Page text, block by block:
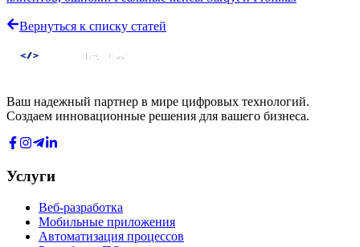
Вернуться к списку статей
Ваш надежный партнер в мире цифровых технологий.
Создаем инновационные решения для вашего бизнеса.
Услуги
Веб-разработка
Мобильные приложения
Автоматизация процессов